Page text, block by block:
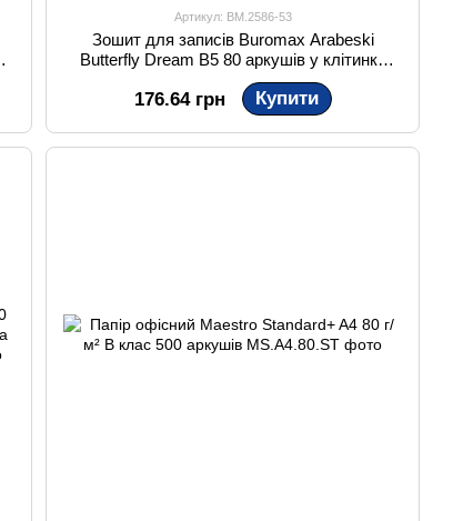
Артикул: BM.2586-53
Зошит для записів Buromax Arabeski
Butterfly Dream B5 80 аркушів у клітинку
маренго
176.64 грн Купити